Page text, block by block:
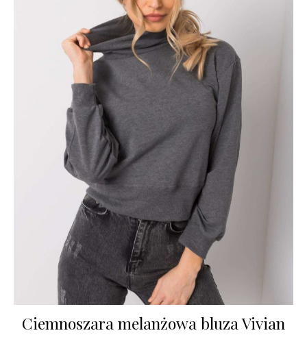
Ciemnoszara melanżowa bluza Vivian